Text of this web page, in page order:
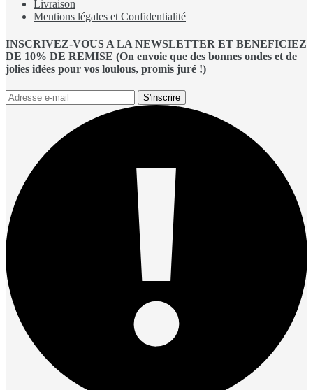
Livraison
Mentions légales et Confidentialité
INSCRIVEZ-VOUS A LA NEWSLETTER ET BENEFICIEZ
DE 10% DE REMISE (On envoie que des bonnes ondes et de
jolies idées pour vos loulous, promis juré !)
S'inscrire